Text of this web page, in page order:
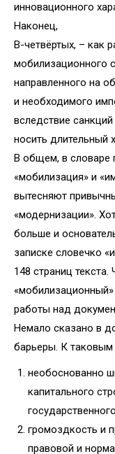
инновационного
Наконец,
В-четвёртых, – как
мобилизационного
направленного на
и необходимого
вследствие
носить длительный
В общем, в словаре
«мобилизация» и
вытесняют
«модернизации».
больше и
записке словечко
148 страниц
работы над
Немало сказано в
барьеры. К таковым
необоснованно
капитального
громоздкость и
правовой и